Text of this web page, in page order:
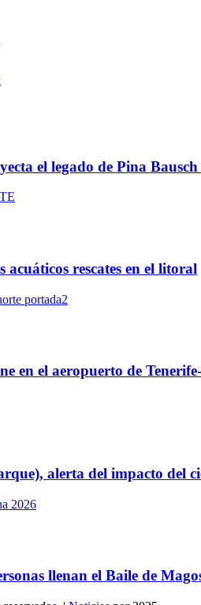
el legado de Pina
rescates en el litoral
en el aeropuerto de
alerta del impacto del
llenan el Baile de